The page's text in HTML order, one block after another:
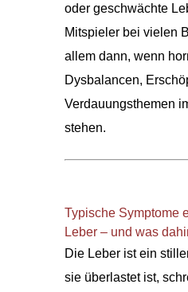
oder geschwächte
Mitspieler bei vielen
allem dann, wenn
Dysbalancen,
Verdauungsthemen
stehen.
Typische Symptome
Leber – und was
Die Leber ist ein
sie überlastet ist,